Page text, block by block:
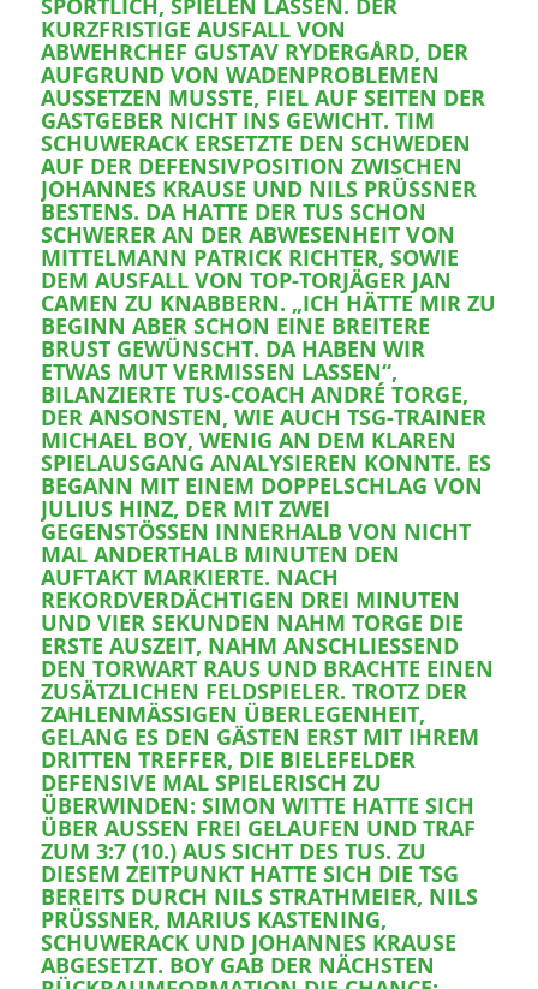
SPORTLICH, SPIELEN LASSEN. DER
KURZFRISTIGE AUSFALL VON
ABWEHRCHEF GUSTAV RYDERGÅRD, DER
AUFGRUND VON WADENPROBLEMEN
AUSSETZEN MUSSTE, FIEL AUF SEITEN DER
GASTGEBER NICHT INS GEWICHT. TIM
SCHUWERACK ERSETZTE DEN SCHWEDEN
AUF DER DEFENSIVPOSITION ZWISCHEN
JOHANNES KRAUSE UND NILS PRÜSSNER B
ESTENS. DA HATTE DER TUS SCHON S
CHWERER AN DER ABWESENHEIT VON M
ITTELMANN PATRICK RICHTER, SOWIE D
EM AUSFALL VON TOP-TORJÄGER JAN C
AMEN ZU KNABBERN. „ICH HÄTTE MIR ZU B
EGINN ABER SCHON EINE BREITERE B
RUST GEWÜNSCHT. DA HABEN WIR E
TWAS MUT VERMISSEN LASSEN“, B
ILANZIERTE TUS-COACH ANDRÉ TORGE, D
ER ANSONSTEN, WIE AUCH TSG-TRAINER M
ICHAEL BOY, WENIG AN DEM KLAREN S
PIELAUSGANG ANALYSIEREN KONNTE. ES B
EGANN MIT EINEM DOPPELSCHLAG VON J
ULIUS HINZ, DER MIT ZWEI G
EGENSTÖSSEN INNERHALB VON NICHT MA
L ANDERTHALB MINUTEN DEN AU
FTAKT MARKIERTE. NACH RE
KORDVERDÄCHTIGEN DREI MINUTEN UN
D VIER SEKUNDEN NAHM TORGE DIE ER
STE AUSZEIT, NAHM ANSCHLIESSEND DEN
TORWART RAUS UND BRACHTE EINEN ZUS
ÄTZLICHEN FELDSPIELER. TROTZ DER ZAH
LENMÄSSIGEN ÜBERLEGENHEIT, GELA
NG ES DEN GÄSTEN ERST MIT IHREM DRIT
TEN TREFFER, DIE BIELEFELDER DEFE
NSIVE MAL SPIELERISCH ZU ÜBER
WINDEN: SIMON WITTE HATTE SICH ÜBER
AUSSEN FREI GELAUFEN UND TRAF ZUM 3
:7 (10.) AUS SICHT DES TUS. ZU DIESE
M ZEITPUNKT HATTE SICH DIE TSG BEREI
TS DURCH NILS STRATHMEIER, NILS PRÜSSN
ER, MARIUS KASTENING, SCHUWE
RACK UND JOHANNES KRAUSE ABGESE
TZT. BOY GAB DER NÄCHSTEN RÜCKRA